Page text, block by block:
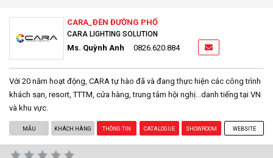
CARA_ĐÈN ĐƯỜNG PHỐ
CARA LIGHTING SOLUTION
Ms. Quỳnh Anh 0826.620.884
Với 20 năm hoạt động, CARA tự hào đã và đang thực hiện các công trình
khách sạn, resort, TTTM, cửa hàng, trung tâm hội nghị...danh tiếng tại VN
và khu vực.
MẪU KHÁCH HÀNG THÔNG TIN CATALOGUE SHOWROOM WEBSITE